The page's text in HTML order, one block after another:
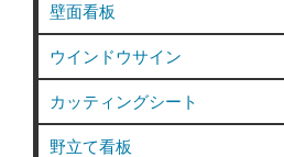
壁面看板
ウインドウサイン
カッティングシート
野立て看板